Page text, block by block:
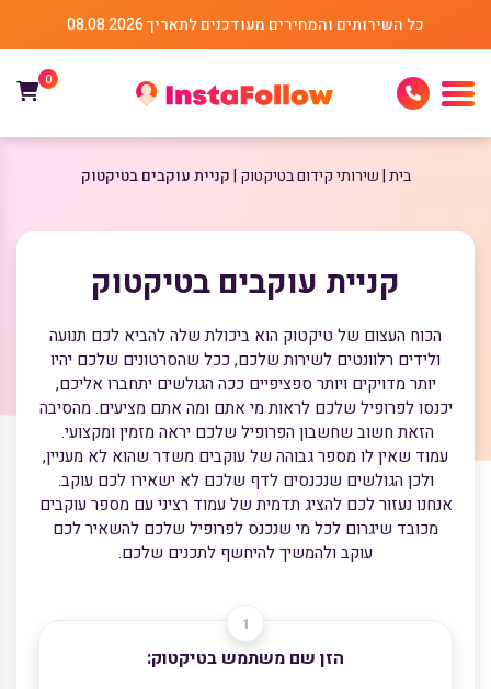
כל השירותים והמחירים מעודכנים לתאריך 08.08.2026
0
בית שירותי קידום בטיקטוק קניית עוקבים בטיקטוק
קניית עוקבים בטיקטוק
הכוח העצום של טיקטוק הוא ביכולת שלה להביא לכם תנועה
ולידים רלוונטים לשירות שלכם, ככל שהסרטונים שלכם יהיו
יותר מדויקים ויותר ספציפיים ככה הגולשים יתחברו אליכם,
יכנסו לפרופיל שלכם לראות מי אתם ומה אתם מציעים. מהסיבה
הזאת חשוב שחשבון הפרופיל שלכם יראה מזמין ומקצועי.
עמוד שאין לו מספר גבוהה של עוקבים משדר שהוא לא מעניין,
ולכן הגולשים שנכנסים לדף שלכם לא ישאירו לכם עוקב.
אנחנו נעזור לכם להציג תדמית של עמוד רציני עם מספר עוקבים
מכובד שיגרום לכל מי שנכנס לפרופיל שלכם להשאיר לכם
עוקב ולהמשיך להיחשף לתכנים שלכם.
הזן שם משתמש בטיקטוק: